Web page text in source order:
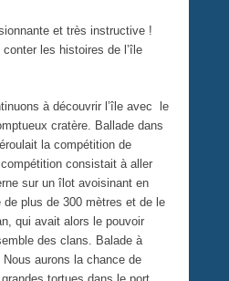
et très instructive !
conter les histoires de l’île
à découvrir l’île avec le
cratère. Ballade dans
la compétition de
compétition consistait à aller
sur un îlot avoisinant en
plus de 300 mètres et de le
qui avait alors le pouvoir
des clans. Balade à
Nous aurons la chance de